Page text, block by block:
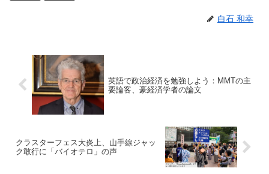
白石 和幸
英語で政治経済を勉強しよう：MMTの主
要論客、豪経済学者の論文
クラスターフェス大炎上、山手線ジャッ
ク敢行に「バイオテロ」の声